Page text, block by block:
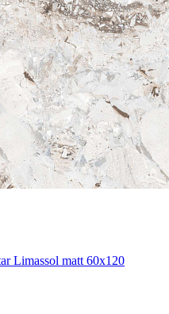
Limassol matt 60x120